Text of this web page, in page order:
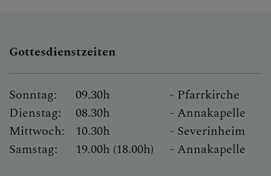
Gottesdienstzeiten
Sonntag: 09.30h
- Pfarrkirche
Dienstag:
08.30h
- Annakapelle
Mittwoch:
10.30h
- Severinheim
Samstag:
19.00h (18.00h)
- Annakapelle